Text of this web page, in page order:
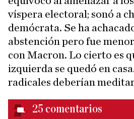
víspera electoral; sonó a
demócrata. Se ha
abstención pero fue
con Macron. Lo cierto es
izquierda se quedó en
radicales deberían
25 comentarios